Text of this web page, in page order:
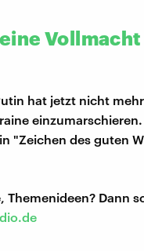
hat jetzt nicht
"Zeichen des guten
Dann